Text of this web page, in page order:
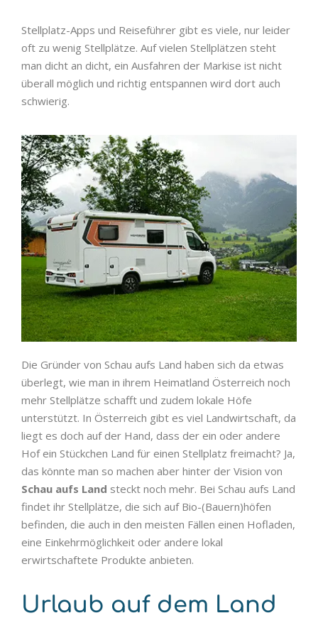
Stellplatz-Apps und Reiseführer gibt es viele, nur leider
oft zu wenig Stellplätze. Auf vielen Stellplätzen steht
man dicht an dicht, ein Ausfahren der Markise ist nicht
überall möglich und richtig entspannen wird dort auch
schwierig.
Die Gründer von Schau aufs Land haben sich da etwas
überlegt, wie man in ihrem Heimatland Österreich noch
mehr Stellplätze schafft und zudem lokale Höfe
unterstützt. In Österreich gibt es viel Landwirtschaft, da
liegt es doch auf der Hand, dass der ein oder andere
Hof ein Stückchen Land für einen Stellplatz freimacht? Ja,
das könnte man so machen aber hinter der Vision von
Schau aufs Land steckt noch mehr. Bei Schau aufs Land
findet ihr Stellplätze, die sich auf Bio-(Bauern)höfen
befinden, die auch in den meisten Fällen einen Hofladen,
eine Einkehrmöglichkeit oder andere lokal
erwirtschaftete Produkte anbieten.
Urlaub auf dem Land